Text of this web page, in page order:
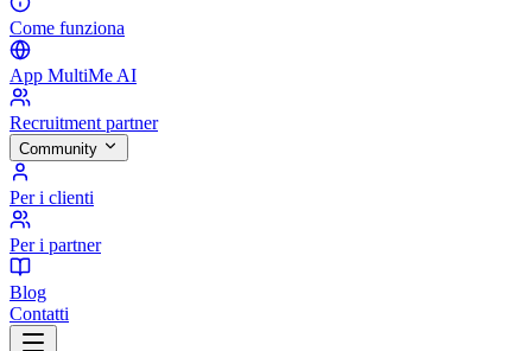
Come funziona
App MultiMe AI
Recruitment partner
Community
Per i clienti
Per i partner
Blog
Contatti